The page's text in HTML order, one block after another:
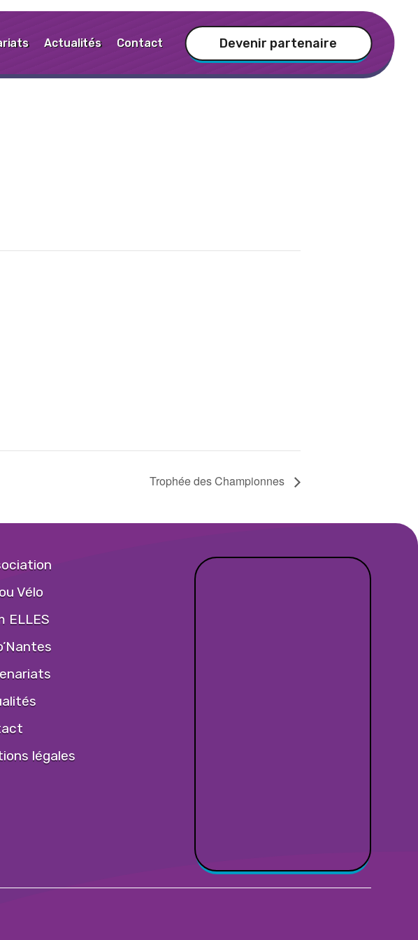
Actualités Contact Devenir partenaire
Trophée des Championnes
Vélo
ELLES
légales